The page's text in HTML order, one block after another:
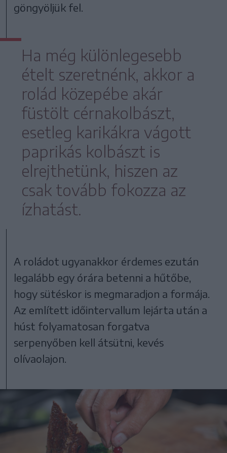
göngyöljük fel.
Ha még különlegesebb
ételt szeretnénk, akkor a
rolád közepébe akár
füstölt cérnakolbászt,
esetleg karikákra vágott
paprikás kolbászt is
elrejthetünk, hiszen az
csak tovább fokozza az
ízhatást.
A roládot ugyanakkor érdemes ezután
legalább egy órára betenni a hűtőbe,
hogy sütéskor is megmaradjon a formája.
Az említett időintervallum lejárta után a
húst folyamatosan forgatva
serpenyőben kell átsütni, kevés
olívaolajon.